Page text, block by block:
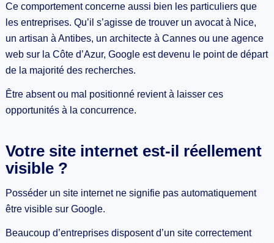
Ce comportement concerne aussi bien les particuliers que
les entreprises. Qu’il s’agisse de trouver un avocat à Nice,
un artisan à Antibes, un architecte à Cannes ou une agence
web sur la Côte d’Azur, Google est devenu le point de départ
de la majorité des recherches.
Être absent ou mal positionné revient à laisser ces
opportunités à la concurrence.
Votre site internet est-il réellement
visible ?
Posséder un site internet ne signifie pas automatiquement
être visible sur Google.
Beaucoup d’entreprises disposent d’un site correctement